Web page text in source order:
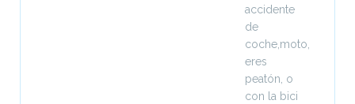
accidente
de
coche,moto,
eres
peatón, o
con la bici